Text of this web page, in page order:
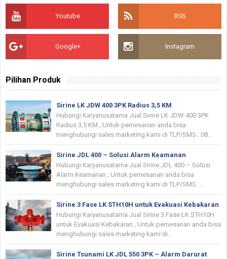
Youtube RSS
Google+ Instagram
Pilihan Produk
Sirine LK JDW 400 3PK Radius 3,5 KM
Hubungi Karyanusatama Jual Sirine LK JDW 400 3PK
Radius 3,5 KM , Untuk pemesanan anda bisa
menghubungi sales marketing kami di TLP/SMS : 08...
Sirine JDL 400 – Solusi Alarm Keamanan
Hubungi Karyanusatama Jual Sirine JDL 400 – Solusi
Alarm Keamanan , Untuk pemesanan anda bisa
menghubungi sales marketing kami di TLP/SMS :...
Sirine 3 Fase LK STH10H untuk Evakuasi Kebakaran
Hubungi Karyanusatama Jual Sirine 3 Fase LK STH10H
untuk Evakuasi Kebakaran , Untuk pemesanan anda bisa
menghubungi sales marketing kami di...
Sirine Tsunami LK JDL 550 3PK – Alarm Darurat